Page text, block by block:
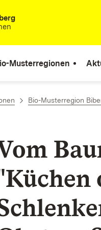
Musterregionen
Bio-Musterregion